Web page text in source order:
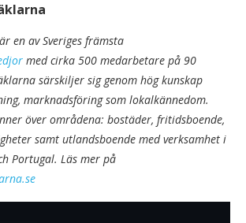
en av Sveriges främsta
med cirka 500 medarbetare på 90
särskiljer sig genom hög kunskap
marknadsföring som lokalkännedom.
över områdena: bostäder, fritidsboende,
samt utlandsboende med verksamhet i
Portugal. Läs mer på